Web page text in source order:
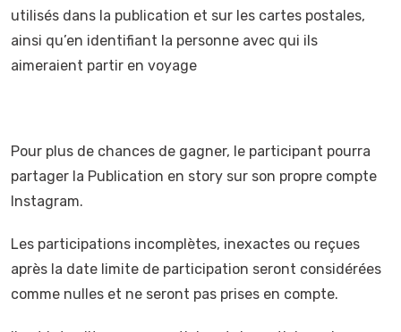
utilisés dans la publication et sur les cartes postales,
ainsi qu’en identifiant la personne avec qui ils
aimeraient partir en voyage
Pour plus de chances de gagner, le participant pourra
partager la Publication en story sur son propre compte
Instagram.
Les participations incomplètes, inexactes ou reçues
après la date limite de participation seront considérées
comme nulles et ne seront pas prises en compte.